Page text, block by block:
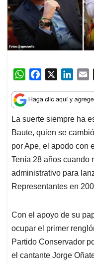
W
a
t
s
A
p
p
c
e
b
o
o
k
n
k
e
d
I
n
a
i
l
La suerte siempre ha
Baute, quien se
por Ape, el apodo con
Tenía 28 años cuando
administrativo para
Representantes en
Con el apoyo de su
ocupar el primer
Partido Conservador
el cantante Jorge